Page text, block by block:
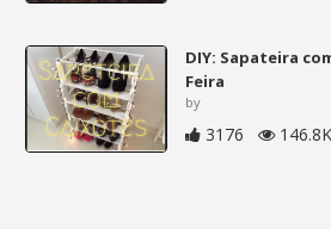
DIY: Sapateira
Feira
by
3176 146.8K